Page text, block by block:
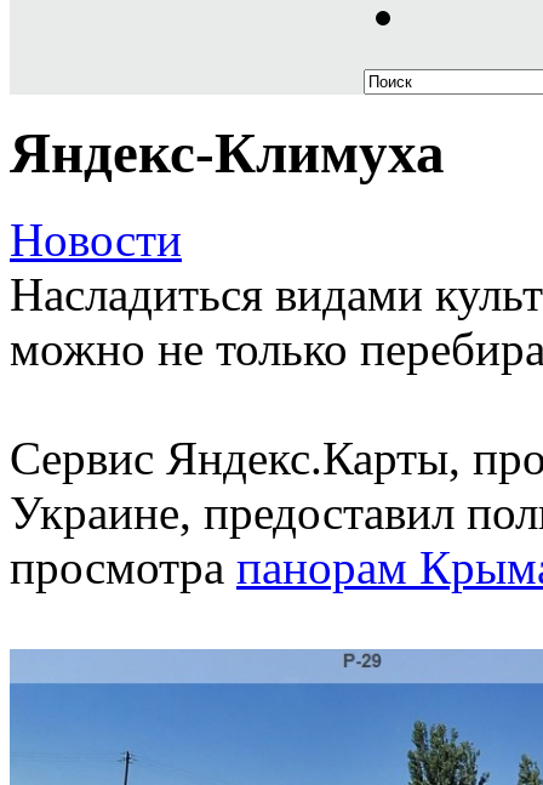
Яндекс-Климуха
Новости
Насладиться видами
можно не только
Сервис Яндекс.Карты,
Украине, предоставил
просмотра панорам